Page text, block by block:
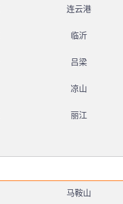
连云港
临沂
吕梁
凉山
丽江
马鞍山